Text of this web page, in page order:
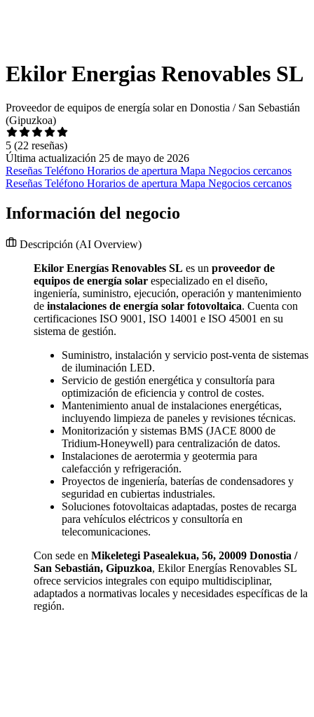
Ekilor Energias Renovables SL
Proveedor de equipos de energía solar en Donostia / San Sebastián
(Gipuzkoa)
5 (22 reseñas)
Última actualización 25 de mayo de 2026
Reseñas Teléfono Horarios de apertura Mapa Negocios cercanos
Reseñas Teléfono Horarios de apertura Mapa Negocios cercanos
Información del negocio
Descripción (AI Overview)
Ekilor Energías Renovables SL es un proveedor de
equipos de energía solar especializado en el diseño,
ingeniería, suministro, ejecución, operación y mantenimiento
de instalaciones de energía solar fotovoltaica. Cuenta con
certificaciones ISO 9001, ISO 14001 e ISO 45001 en su
sistema de gestión.
Suministro, instalación y servicio post-venta de sistemas
de iluminación LED.
Servicio de gestión energética y consultoría para
optimización de eficiencia y control de costes.
Mantenimiento anual de instalaciones energéticas,
incluyendo limpieza de paneles y revisiones técnicas.
Monitorización y sistemas BMS (JACE 8000 de
Tridium-Honeywell) para centralización de datos.
Instalaciones de aerotermia y geotermia para
calefacción y refrigeración.
Proyectos de ingeniería, baterías de condensadores y
seguridad en cubiertas industriales.
Soluciones fotovoltaicas adaptadas, postes de recarga
para vehículos eléctricos y consultoría en
telecomunicaciones.
Con sede en Mikeletegi Pasealekua, 56, 20009 Donostia /
San Sebastián, Gipuzkoa, Ekilor Energías Renovables SL
ofrece servicios integrales con equipo multidisciplinar,
adaptados a normativas locales y necesidades específicas de la
región.